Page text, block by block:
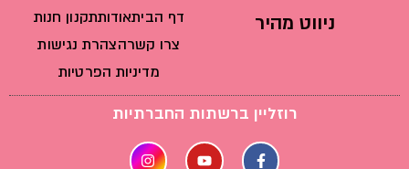
ניווט מהיר דף הביתאודותתקנון חנות
צרו קשרהצהרת נגישות
מדיניות הפרטיות
רוזליין ברשתות החברתיות